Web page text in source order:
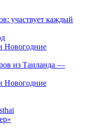
участвует каждый
Новогодние
из Таиланда —
Новогодние